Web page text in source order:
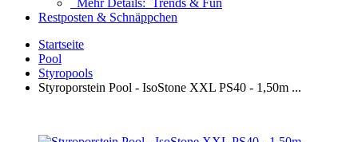
Mehr Details: Trends & Fun
Restposten & Schnäppchen
Startseite
Pool
Styropools
Styroporstein Pool - IsoStone XXL PS40 - 1,50m ...